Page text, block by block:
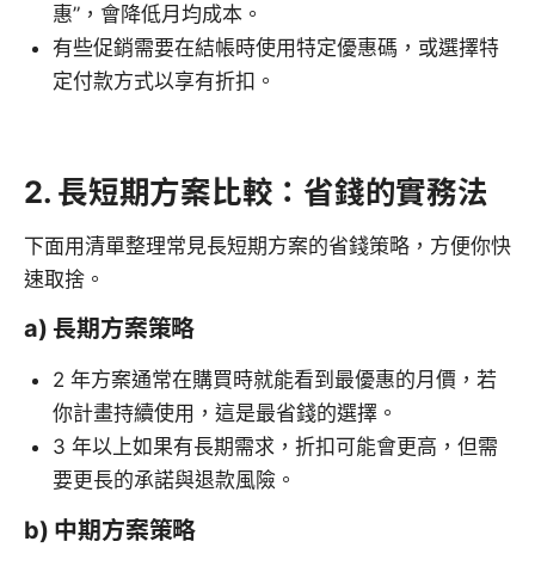
惠”，會降低月均成本。
有些促銷需要在結帳時使用特定優惠碼，或選擇特
定付款方式以享有折扣。
2. 長短期方案比較：省錢的實務法
下面用清單整理常見長短期方案的省錢策略，方便你快
速取捨。
a) 長期方案策略
2 年方案通常在購買時就能看到最優惠的月價，若
你計畫持續使用，這是最省錢的選擇。
3 年以上如果有長期需求，折扣可能會更高，但需
要更長的承諾與退款風險。
b) 中期方案策略